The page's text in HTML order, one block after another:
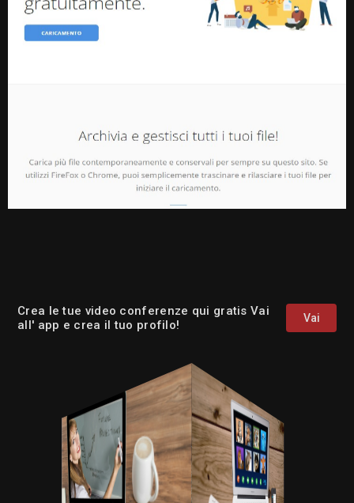
Crea le tue video conferenze qui gratis Vai
all' app e crea il tuo profilo!
Vai